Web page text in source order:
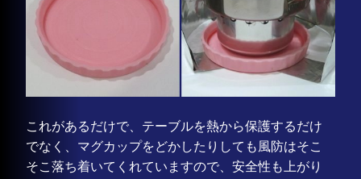
これがあるだけで、テーブルを熱から保護するだけ
でなく、マグカップをどかしたりしても風防はそこ
そこ落ち着いてくれていますので、安全性も上がり